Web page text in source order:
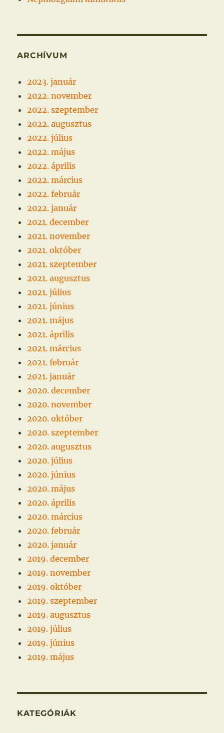
ARCHÍVUM
2023. január
2022. november
2022. szeptember
2022. augusztus
2022. július
2022. május
2022. április
2022. március
2022. február
2022. január
2021. december
2021. november
2021. október
2021. szeptember
2021. augusztus
2021. július
2021. június
2021. május
2021. április
2021. március
2021. február
2021. január
2020. december
2020. november
2020. október
2020. szeptember
2020. augusztus
2020. július
2020. június
2020. május
2020. április
2020. március
2020. február
2020. január
2019. december
2019. november
2019. október
2019. szeptember
2019. augusztus
2019. július
2019. június
2019. május
KATEGÓRIÁK